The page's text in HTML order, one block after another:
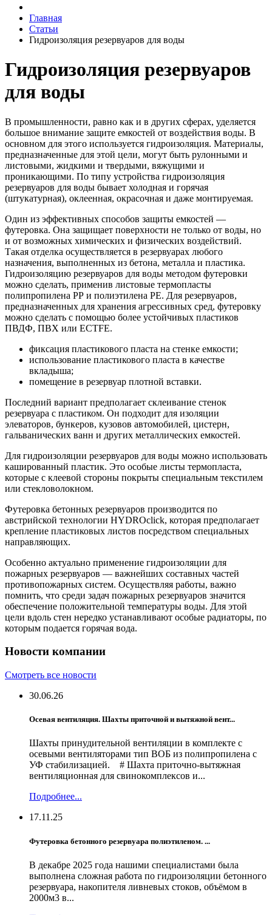
Главная
Статьи
Гидроизоляция резервуаров для воды
Гидроизоляция резервуаров
для воды
В промышленности, равно как и в других сферах, уделяется
большое внимание защите емкостей от воздействия воды. В
основном для этого используется гидроизоляция. Материалы,
предназначенные для этой цели, могут быть рулонными и
листовыми, жидкими и твердыми, вяжущими и
проникающими. По типу устройства гидроизоляция
резервуаров для воды бывает холодная и горячая
(штукатурная), оклеенная, окрасочная и даже монтируемая.
Один из эффективных способов защиты емкостей —
футеровка. Она защищает поверхности не только от воды, но
и от возможных химических и физических воздействий.
Такая отделка осуществляется в резервуарах любого
назначения, выполненных из бетона, металла и пластика.
Гидроизоляцию резервуаров для воды методом футеровки
можно сделать, применив листовые термопласты
полипропилена РР и полиэтилена РЕ. Для резервуаров,
предназначенных для хранения агрессивных сред, футеровку
можно сделать с помощью более устойчивых пластиков
ПВДФ, ПВХ или ECTFE.
фиксация пластикового пласта на стенке емкости;
использование пластикового пласта в качестве
вкладыша;
помещение в резервуар плотной вставки.
Последний вариант предполагает склеивание стенок
резервуара с пластиком. Он подходит для изоляции
элеваторов, бункеров, кузовов автомобилей, цистерн,
гальванических ванн и других металлических емкостей.
Для гидроизоляции резервуаров для воды можно использовать
кашированный пластик. Это особые листы термопласта,
которые с клеевой стороны покрыты специальным текстилем
или стекловолокном.
Футеровка бетонных резервуаров производится по
австрийской технологии HYDROclick, которая предполагает
крепление пластиковых листов посредством специальных
направляющих.
Особенно актуально применение гидроизоляции для
пожарных резервуаров — важнейших составных частей
противопожарных систем. Осуществляя работы, важно
помнить, что среди задач пожарных резервуаров значится
обеспечение положительной температуры воды. Для этой
цели вдоль стен нередко устанавливают особые радиаторы, по
которым подается горячая вода.
Новости компании
Смотреть все новости
30.06.26
Осевая вентиляция. Шахты приточной и вытяжной вент...
Шахты принудительной вентиляции в комплекте с
осевыми вентиляторами тип ВОБ из полипропилена с
УФ стабилизацией. # Шахта приточно-вытяжная
вентиляционная для свинокомплексов и...
Подробнее...
17.11.25
Футеровка бетонного резервуара полиэтиленом. ...
В декабре 2025 года нашими специалистами была
выполнена сложная работа по гидроизоляции бетонного
резервуара, накопителя ливневых стоков, объёмом в
2000м3 в...